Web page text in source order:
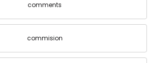
comments
commision